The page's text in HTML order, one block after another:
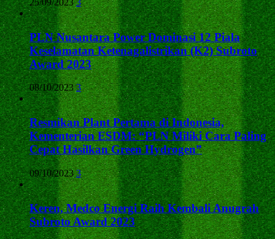
25/09/2023 3
PLN Nusantara Power Dominasi 12 Piala
Keselamatan Ketenagalistrikan (K2) Subroto
Award 2023
08/10/2023 3
Resmikan Plant Pertama di Indonesia,
Kementerian ESDM: “PLN Miliki Cara Paling
Cepat Hasilkan Green Hydrogen”
09/10/2023 3
Keren, Medco Energi Raih Kembali Anugrah
Subroto Award 2023